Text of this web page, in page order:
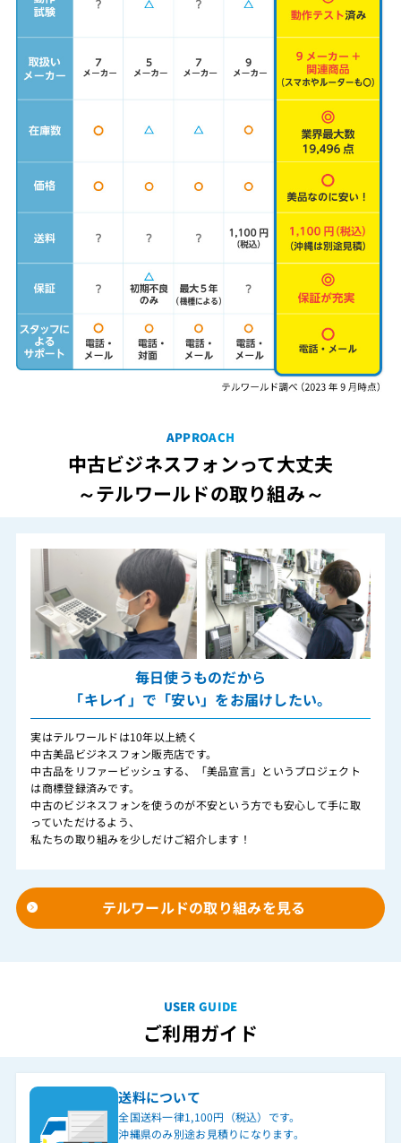
APPROACH
中古ビジネスフォンって大丈夫
～テルワールドの取り組み～
毎日使うものだから
「キレイ」で「安い」をお届けしたい。
実はテルワールドは10年以上続く
中古美品ビジネスフォン販売店です。
中古品をリファービッシュする、「美品宣言」というプロジェクト
は商標登録済みです。
中古のビジネスフォンを使うのが不安という方でも安心して手に取
っていただけるよう、
私たちの取り組みを少しだけご紹介します！
テルワールドの取り組みを見る
USER GUIDE
ご利用ガイド
送料について
全国送料一律1,100円（税込）です。
沖縄県のみ別途お見積りになります。